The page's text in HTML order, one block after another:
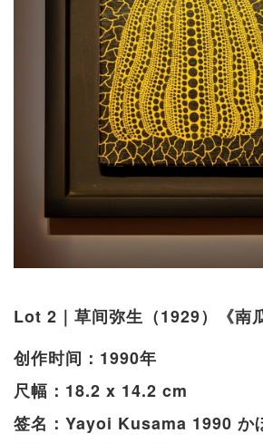
Lot 2｜草间弥生（1929）《南
创作时间：1990年
尺幅：18.2 x 14.2 cm
签名：Yayoi Kusama 1990 か